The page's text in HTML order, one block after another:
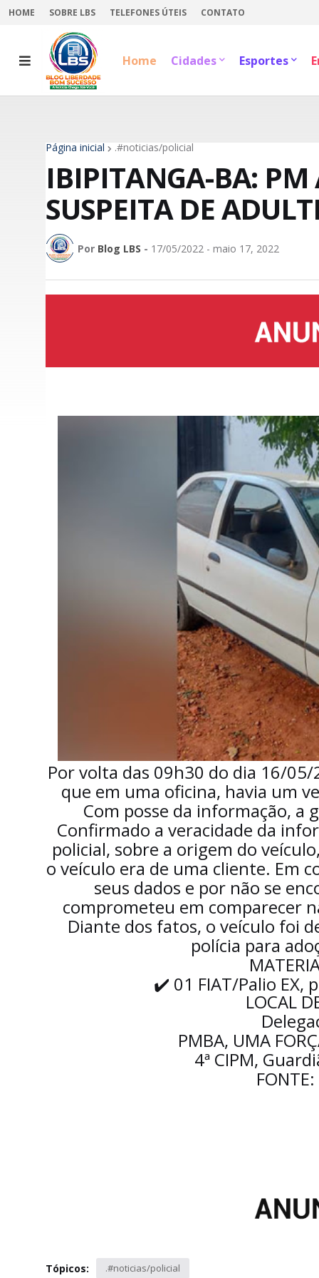
HOME SOBRE LBS TELEFONES ÚTEIS CONTATO
Home Cidades Esportes
Página inicial .#noticias/policial
IBIPITANGA-BA: PM
SUSPEITA DE
Por Blog LBS - 17/05/2022 - maio 17, 2022
Por volta das 09h30 do dia 16/
que em uma oficina, havia um
Com posse da informação, a
Confirmado a veracidade da
policial, sobre a origem do
o veículo era de uma cliente. Em
seus dados e por não se
comprometeu em comparecer
Diante dos fatos, o veículo foi
polícia para
✔ 01 FIAT/Palio EX,
LOCAL
PMBA, UMA
4ª CIPM,
Tópicos: .#noticias/policial